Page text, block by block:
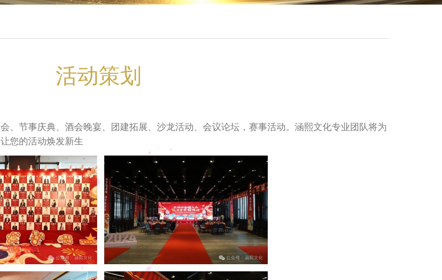
活动策划
、节事庆典、酒会晚宴、团建拓展、沙龙活动、会议论坛，赛事活动。涵熙文化专业团队将为
您的活动焕发新生